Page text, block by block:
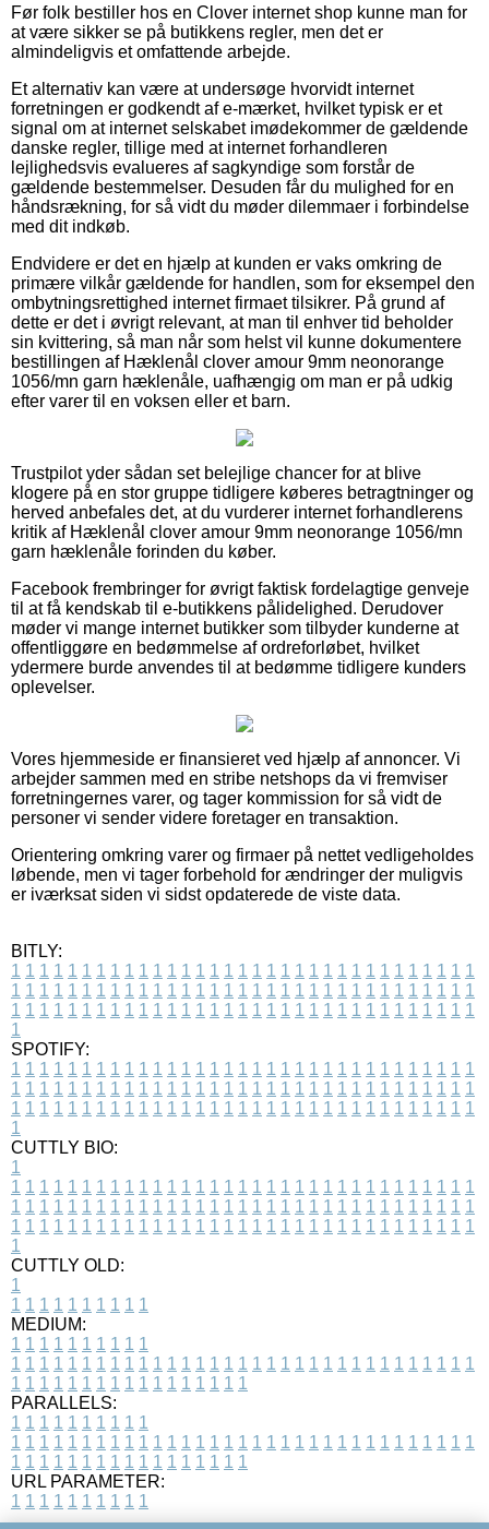
Før folk bestiller hos en Clover internet shop kunne man for
at være sikker se på butikkens regler, men det er
almindeligvis et omfattende arbejde.
Et alternativ kan være at undersøge hvorvidt internet
forretningen er godkendt af e-mærket, hvilket typisk er et
signal om at internet selskabet imødekommer de gældende
danske regler, tillige med at internet forhandleren
lejlighedsvis evalueres af sagkyndige som forstår de
gældende bestemmelser. Desuden får du mulighed for en
håndsrækning, for så vidt du møder dilemmaer i forbindelse
med dit indkøb.
Endvidere er det en hjælp at kunden er vaks omkring de
primære vilkår gældende for handlen, som for eksempel den
ombytningsrettighed internet firmaet tilsikrer. På grund af
dette er det i øvrigt relevant, at man til enhver tid beholder
sin kvittering, så man når som helst vil kunne dokumentere
bestillingen af Hæklenål clover amour 9mm neonorange
1056/mn garn hæklenåle, uafhængig om man er på udkig
efter varer til en voksen eller et barn.
Trustpilot yder sådan set belejlige chancer for at blive
klogere på en stor gruppe tidligere køberes betragtninger og
herved anbefales det, at du vurderer internet forhandlerens
kritik af Hæklenål clover amour 9mm neonorange 1056/mn
garn hæklenåle forinden du køber.
Facebook frembringer for øvrigt faktisk fordelagtige genveje
til at få kendskab til e-butikkens pålidelighed. Derudover
møder vi mange internet butikker som tilbyder kunderne at
offentliggøre en bedømmelse af ordreforløbet, hvilket
ydermere burde anvendes til at bedømme tidligere kunders
oplevelser.
Vores hjemmeside er finansieret ved hjælp af annoncer. Vi
arbejder sammen med en stribe netshops da vi fremviser
forretningernes varer, og tager kommission for så vidt de
personer vi sender videre foretager en transaktion.
Orientering omkring varer og firmaer på nettet vedligeholdes
løbende, men vi tager forbehold for ændringer der muligvis
er iværksat siden vi sidst opdaterede de viste data.
BITLY:
1 1 1 1 1 1 1 1 1 1 1 1 1 1 1 1 1 1 1 1 1 1 1 1 1 1 1 1 1 1 1 1 1
1 1 1 1 1 1 1 1 1 1 1 1 1 1 1 1 1 1 1 1 1 1 1 1 1 1 1 1 1 1 1 1 1
1 1 1 1 1 1 1 1 1 1 1 1 1 1 1 1 1 1 1 1 1 1 1 1 1 1 1 1 1 1 1 1 1
1
SPOTIFY:
1 1 1 1 1 1 1 1 1 1 1 1 1 1 1 1 1 1 1 1 1 1 1 1 1 1 1 1 1 1 1 1 1
1 1 1 1 1 1 1 1 1 1 1 1 1 1 1 1 1 1 1 1 1 1 1 1 1 1 1 1 1 1 1 1 1
1 1 1 1 1 1 1 1 1 1 1 1 1 1 1 1 1 1 1 1 1 1 1 1 1 1 1 1 1 1 1 1 1
1
CUTTLY BIO:
1
1 1 1 1 1 1 1 1 1 1 1 1 1 1 1 1 1 1 1 1 1 1 1 1 1 1 1 1 1 1 1 1 1
1 1 1 1 1 1 1 1 1 1 1 1 1 1 1 1 1 1 1 1 1 1 1 1 1 1 1 1 1 1 1 1 1
1 1 1 1 1 1 1 1 1 1 1 1 1 1 1 1 1 1 1 1 1 1 1 1 1 1 1 1 1 1 1 1 1
1
CUTTLY OLD:
1
1 1 1 1 1 1 1 1 1 1
MEDIUM:
1 1 1 1 1 1 1 1 1 1
1 1 1 1 1 1 1 1 1 1 1 1 1 1 1 1 1 1 1 1 1 1 1 1 1 1 1 1 1 1 1 1 1
1 1 1 1 1 1 1 1 1 1 1 1 1 1 1 1 1
PARALLELS:
1 1 1 1 1 1 1 1 1 1
1 1 1 1 1 1 1 1 1 1 1 1 1 1 1 1 1 1 1 1 1 1 1 1 1 1 1 1 1 1 1 1 1
1 1 1 1 1 1 1 1 1 1 1 1 1 1 1 1 1
URL PARAMETER:
1 1 1 1 1 1 1 1 1 1